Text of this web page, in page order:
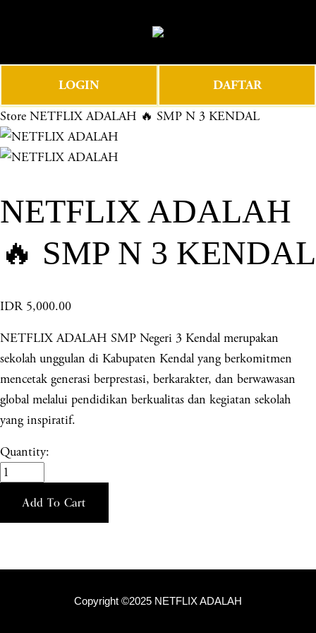
e
e
n
u
LOGIN DAFTAR
Store NETFLIX ADALAH 🔥 SMP N 3 KENDAL
NETFLIX ADALAH
🔥 SMP N 3 KENDAL
IDR 5,000.00
NETFLIX ADALAH SMP Negeri 3 Kendal merupakan
sekolah unggulan di Kabupaten Kendal yang berkomitmen
mencetak generasi berprestasi, berkarakter, dan berwawasan
global melalui pendidikan berkualitas dan kegiatan sekolah
yang inspiratif.
Quantity:
Add To Cart
Copyright ©2025 NETFLIX ADALAH